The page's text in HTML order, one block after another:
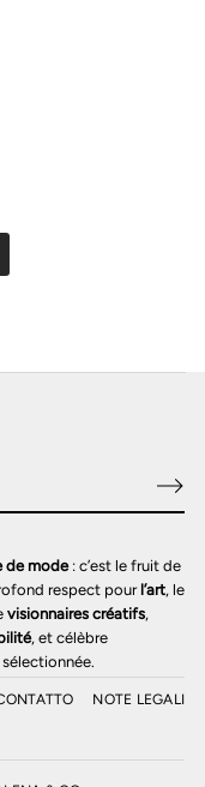
de mode: c’est le fruit de
respect pour l’art, le
visionnaires créatifs,
, et célèbre
NOTE LEGALI